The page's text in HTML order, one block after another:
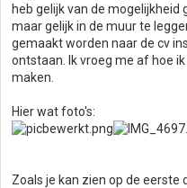
heb gelijk van de
maar gelijk in de muur te
gemaakt worden naar de cv
ontstaan. Ik vroeg me af hoe
maken.
Hier wat foto's:
Zoals je kan zien op de eerste